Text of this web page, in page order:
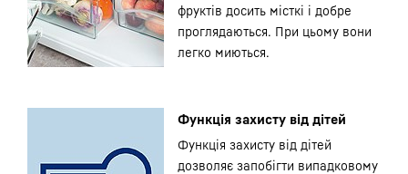
фруктів досить місткі і добре
проглядаються. При цьому вони
легко миються.
Функція захисту від дітей
Функція захисту від дітей
дозволяє запобігти випадковому